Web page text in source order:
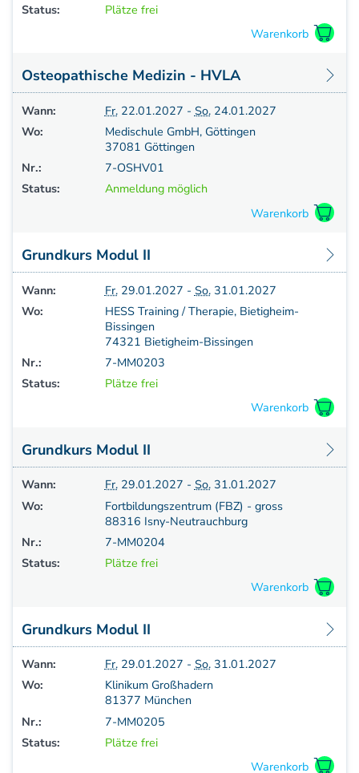
Status:
Plätze frei
Osteopathische Medizin - HVLA
Wann: Fr.22.01.2027 - So.24.01.2027
Wo:
Medischule GmbH, Göttingen
37081 Göttingen
Nr.:
7-OSHV01
Status:
Anmeldung möglich
Grundkurs Modul II
Wann: Fr.29.01.2027 - So.31.01.2027
Wo:
HESS Training / Therapie, Bietigheim-
Bissingen
74321 Bietigheim-Bissingen
Nr.:
7-MM0203
Status:
Plätze frei
Grundkurs Modul II
Wann: Fr.29.01.2027 - So.31.01.2027
Wo:
Fortbildungszentrum (FBZ) - gross
88316 Isny-Neutrauchburg
Nr.:
7-MM0204
Status:
Plätze frei
Grundkurs Modul II
Wann: Fr.29.01.2027 - So.31.01.2027
Wo:
Klinikum Großhadern
81377 München
Nr.:
7-MM0205
Status:
Plätze frei